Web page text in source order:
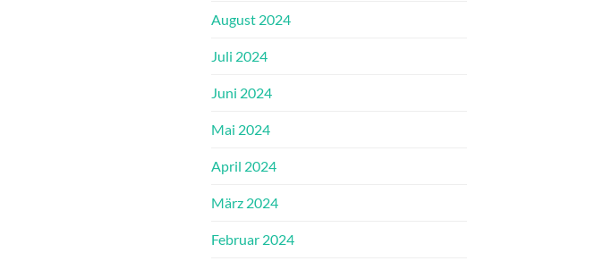
August 2024
Juli 2024
Juni 2024
Mai 2024
April 2024
März 2024
Februar 2024